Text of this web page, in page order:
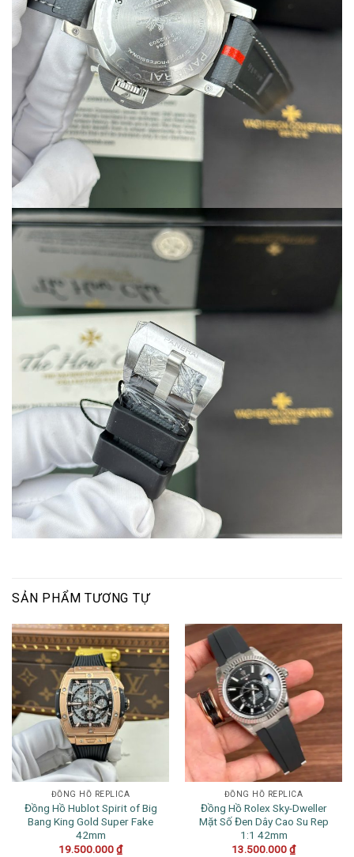
SẢN PHẨM TƯƠNG TỰ
ĐỒNG HỒ REPLICA
Đồng Hồ Hublot Spirit of Big
Bang King Gold Super Fake
42mm
19.500.000₫
ĐỒNG HỒ REPLICA
Đồng Hồ Rolex Sky-Dweller
Mặt Số Đen Dây Cao Su Rep
1:1 42mm
13.500.000₫